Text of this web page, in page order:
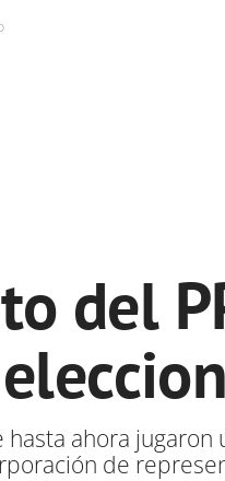
del
ahora
de